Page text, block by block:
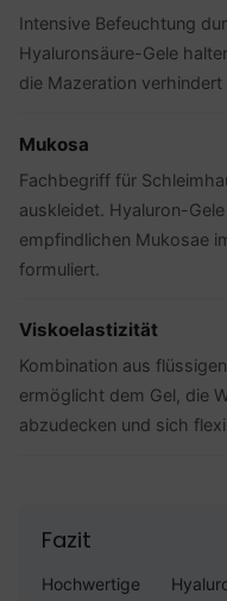
Intensive Befeuchtung
Hyaluronsäure-Gele
die Mazeration
Mukosa
Fachbegriff für
auskleidet. Hyaluron-
empfindlichen Mukosae
formuliert.
Viskoelastizität
Kombination aus
ermöglicht dem Gel, die
abzudecken und sich
Fazit
Hochwertige